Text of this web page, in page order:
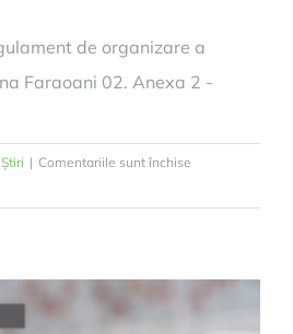
de organizare a
Faraoani 02. Anexa 2 -
Știri | Comentariile sunt închise
public
închirierea